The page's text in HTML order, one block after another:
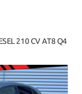
210 CV AT8 Q4
disponibile